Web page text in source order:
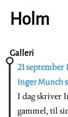
Holm
Galleri
21 september
Inger Munch
I dag skriver
gammel, til